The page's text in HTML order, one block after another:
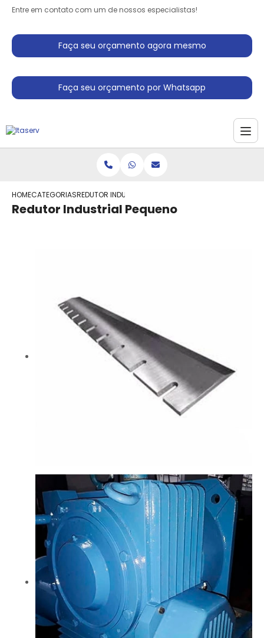
Entre em contato com um de nossos especialistas!
Faça seu orçamento agora mesmo
Faça seu orçamento por Whatsapp
HOMECATEGORIASREDUTOR INDUSTRIAL PEQUENO
Redutor Industrial Pequeno